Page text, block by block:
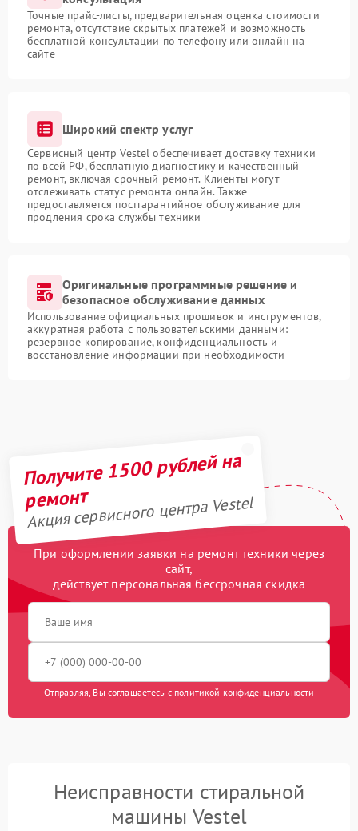
Точные прайс-листы, предварительная оценка стоимости
ремонта, отсутствие скрытых платежей и возможность
бесплатной консультации по телефону или онлайн на
сайте
Широкий спектр услуг
Сервисный центр Vestel обеспечивает доставку техники
по всей РФ, бесплатную диагностику и качественный
ремонт, включая срочный ремонт. Клиенты могут
отслеживать статус ремонта онлайн. Также
предоставляется постгарантийное обслуживание для
продления срока службы техники
Оригинальные программные решение и
безопасное обслуживание данных
Использование официальных прошивок и инструментов,
аккуратная работа с пользовательскими данными:
резервное копирование, конфиденциальность и
восстановление информации при необходимости
Получите 1500 рублей на
ремонт
Акция сервисного центра Vestel
При оформлении заявки на ремонт техники через
сайт,
действует персональная бессрочная скидка
Отправляя, Вы соглашаетесь с политикой конфиденциальности
Неисправности стиральной
машины Vestel